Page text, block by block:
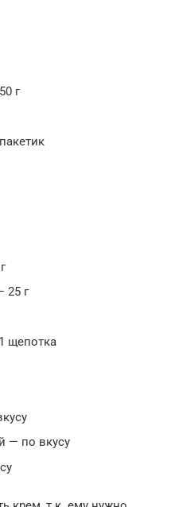
г
25 г
щепотка
— по вкусу